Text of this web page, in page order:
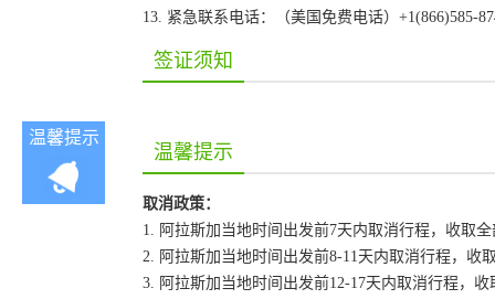
13. 紧急联系电话：（美国免费电话）+1(866)585-
签证须知
温馨提示
温馨提示
取消政策：
1. 阿拉斯加当地时间出发前7天内取消行程，收取
2. 阿拉斯加当地时间出发前8-11天内取消行程，收
3. 阿拉斯加当地时间出发前12-17天内取消行程，收